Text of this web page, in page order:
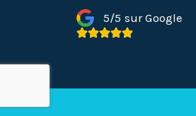
5/5 sur Google